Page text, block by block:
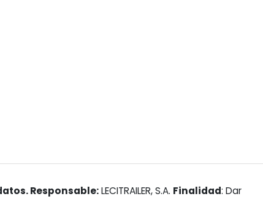
Responsable:LECITRAILER, S.A. Finalidad: Dar